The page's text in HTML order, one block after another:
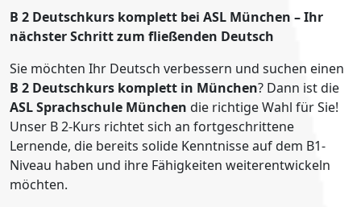
B 2 Deutschkurs komplett bei ASL München – Ihr
nächster Schritt zum fließenden Deutsch
Sie möchten Ihr Deutsch verbessern und suchen einen
B 2 Deutschkurs komplett in München? Dann ist die
ASL Sprachschule München die richtige Wahl für Sie!
Unser B 2-Kurs richtet sich an fortgeschrittene
Lernende, die bereits solide Kenntnisse auf dem B1-
Niveau haben und ihre Fähigkeiten weiterentwickeln
möchten.